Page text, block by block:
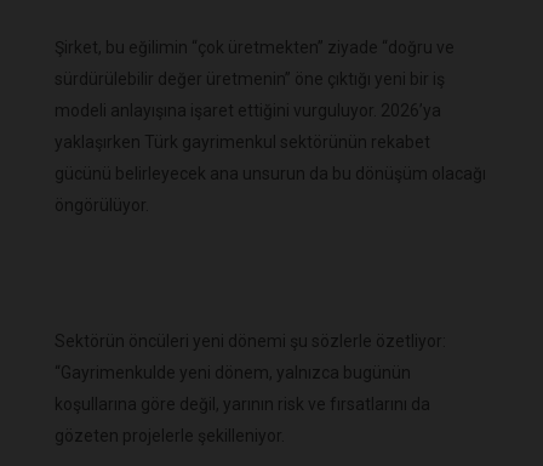
Şirket, bu eğilimin “çok üretmekten” ziyade “doğru ve
sürdürülebilir değer üretmenin” öne çıktığı yeni bir iş
modeli anlayışına işaret ettiğini vurguluyor. 2026’ya
yaklaşırken Türk gayrimenkul sektörünün rekabet
gücünü belirleyecek ana unsurun da bu dönüşüm olacağı
öngörülüyor.
Sektörün öncüleri yeni dönemi şu sözlerle özetliyor:
“Gayrimenkulde yeni dönem, yalnızca bugünün
koşullarına göre değil, yarının risk ve fırsatlarını da
gözeten projelerle şekilleniyor.